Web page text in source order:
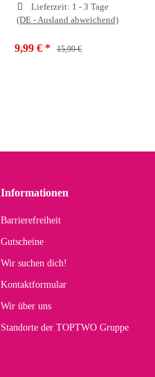
Lieferzeit: 1 - 3 Tage
(DE - Ausland abweichend)
9,99 € * 15,99 €
Black 032
Pink
Navy
Informationen
Barrierefreiheit
Gutscheine
Wir suchen dich!
Kontaktformular
Wir über uns
Standorte der TOPTWO Gruppe